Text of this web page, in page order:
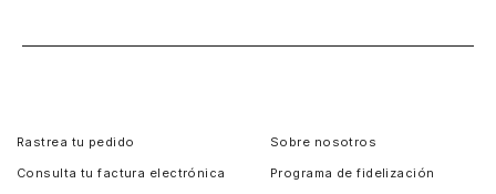
Rastrea tu pedido
Consulta tu factura electrónica
Sobre nosotros
Programa de fidelización